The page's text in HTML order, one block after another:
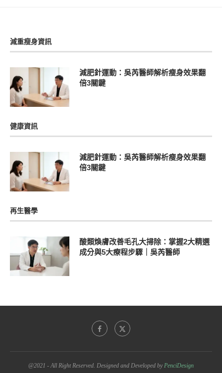
減重瘦身資訊
減肥針運動：吳芮醫師解析瘦身效果翻
倍3關鍵
健康資訊
減肥針運動：吳芮醫師解析瘦身效果翻
倍3關鍵
再生醫學
酸類煥膚改善毛孔大掃除：掌握2大精選
成分與5大療程步驟｜吳芮醫師
@2021 - All Right Reserved. Designed and Developed byPenciDesign